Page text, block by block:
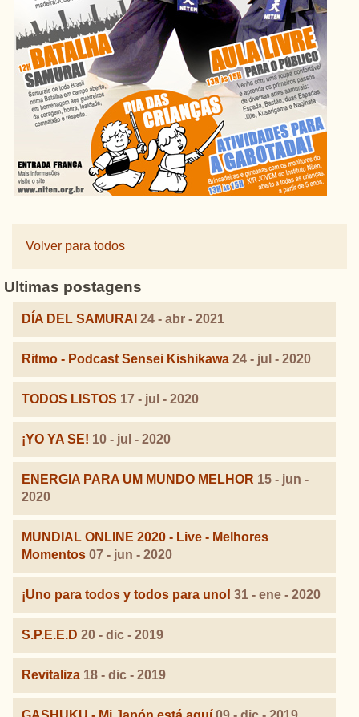
Volver para todos
Ultimas postagens
DÍA DEL SAMURAI 24 - abr - 2021
Ritmo - Podcast Sensei Kishikawa 24 - jul - 2020
TODOS LISTOS 17 - jul - 2020
¡YO YA SE! 10 - jul - 2020
ENERGIA PARA UM MUNDO MELHOR 15 - jun -
2020
MUNDIAL ONLINE 2020 - Live - Melhores
Momentos 07 - jun - 2020
¡Uno para todos y todos para uno! 31 - ene - 2020
S.P.E.E.D 20 - dic - 2019
Revitaliza 18 - dic - 2019